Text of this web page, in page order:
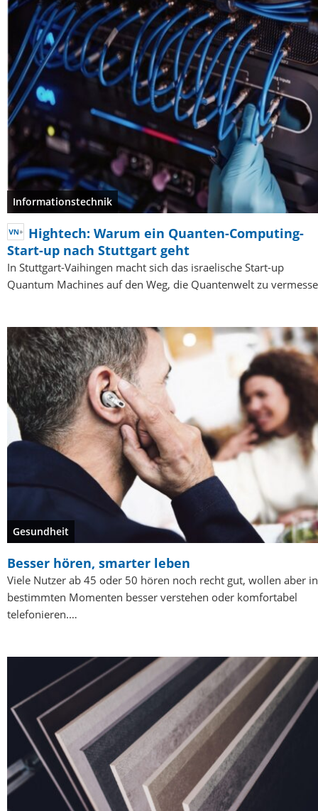
Informationstechnik
Hightech: Warum ein Quanten-Computing-
Start-up nach Stuttgart geht
In Stuttgart-Vaihingen macht sich das israelische Start-up
Quantum Machines auf den Weg, die Quantenwelt zu
Gesundheit
Besser hören, smarter leben
Viele Nutzer ab 45 oder 50 hören noch recht gut, wollen aber in
bestimmten Momenten besser verstehen oder komfortabel
telefonieren.…